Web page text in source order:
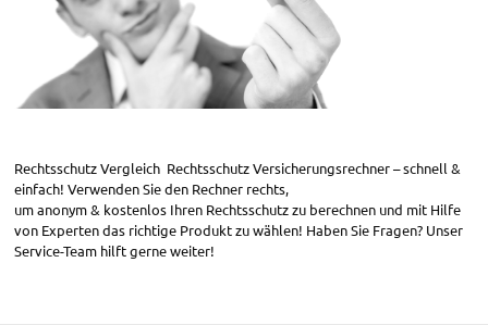
Rechtsschutz Vergleich Rechtsschutz Versicherungsrechner – schnell &
einfach! Verwenden Sie den Rechner rechts,
um anonym & kostenlos Ihren Rechtsschutz zu berechnen und mit Hilfe
von Experten das richtige Produkt zu wählen! Haben Sie Fragen? Unser
Service-Team hilft gerne weiter!